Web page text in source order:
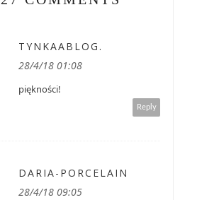
TYNKAABLOG.
28/4/18 01:08
piękności!
Reply
DARIA-PORCELAIN
28/4/18 09:05